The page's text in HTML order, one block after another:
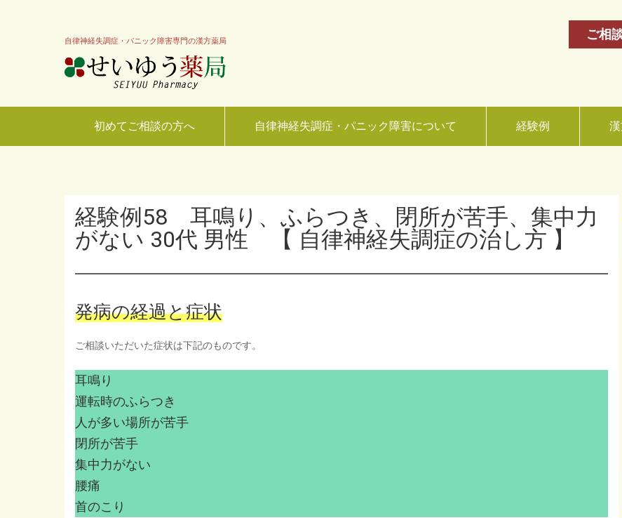
自律神経失調症・パニック障害専門の漢方薬局 ご相
初めてご相談の方へ 自律神経失調症・パニック障害について 経験例
経験例58 耳鳴り、ふらつき、閉所が苦手、集中力
がない 30代 男性 【 自律神経失調症の治し方 】
発病の経過と症状
ご相談いただいた症状は下記のものです。
耳鳴り
運転時のふらつき
人が多い場所が苦手
閉所が苦手
集中力がない
腰痛
首のこり